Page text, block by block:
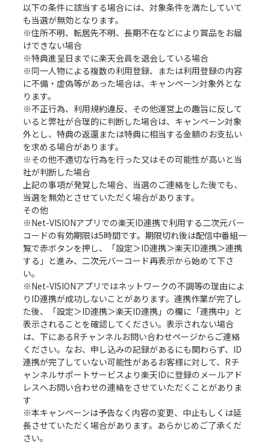
以下の条件に該当する場合には、対象条件を満たしていて
も当選が無効となります。
※住所不明、転居先不明、長期不在などにより賞品をお届
けできない場合
※特典進呈日までに楽天会員を退会している場合
※同一人物による複数の利用登録、または利用登録の内容
に不備・虚偽等があった場合は、キャンペーン対象外とな
ります。
※不正行為、利用規約違反、その他運営上の趣旨に反して
いると弊社が合理的に判断した場合は、キャンペーン対象
外とし、特典の返還または特典に相当する金額のお支払い
を求める場合があります。
※その他不適切な行為を行った又はその可能性が高いと当
社が判断した場合
上記の事項が発覚した場合、当選のご連絡をした後でも、
当選を無効とさせていただく場合があります。
その他
※Net-VISIONアプリでの楽天ID連携で利用する二次元バー
コードの有効期限は5時間です。期限切れ後は配信中番組一
覧で赤ボタンを押し、「設定＞ID連携＞楽天ID連携＞連携
する」と進み、二次元バーコード再表示から始めて下さ
い。
※Net-VISIONアプリではネットワークの不調等の理由によ
りID連携が成功しないことがあります。連携作業が完了し
た後、「設定＞ID連携＞楽天ID連携」の欄に「連携中」と
表示されることを確認してください。表示されない場合
は、下にあるRチャンネルお問い合わせページからご連絡
ください。なお、申し込みの記録があるにも関わらず、ID
連携が完了していない可能性があるお客様に対して、Rチ
ャンネルサポートサービスより楽天IDに登録のメールアド
レスへお問い合わせの連絡をさせていただくことがありま
す
※本キャンペーンは予告なく内容の変更、中止もしくは延
長させていただく場合があります。あらかじめご了承くだ
さい。